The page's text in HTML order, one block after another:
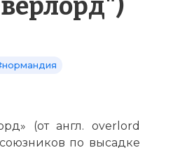
(от англ. overlord
по высадке